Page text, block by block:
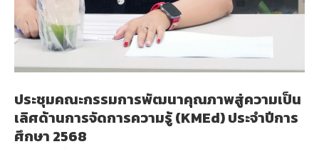
ประชุมคณะกรรมการพัฒนาคุณภาพสู่ความเป็น
เลิศด้านการจัดการความรู้ (KMEd) ประจำปีการ
ศึกษา 2568